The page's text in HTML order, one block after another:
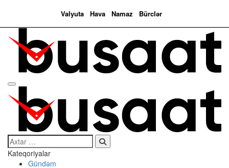
Valyuta Hava Namaz Bürclər
Search…
Kateqoriyalar
Gündəm